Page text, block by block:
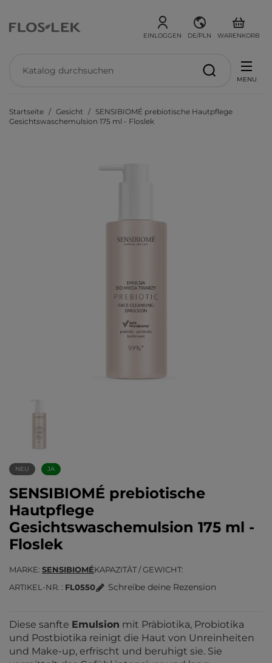
EINLOGGEN DE/PLN WARENKORB
MENU
Startseite Gesicht
SENSIBIOMÉ prebiotische Hautpflege
Gesichtswaschemulsion 175 ml - Floslek
NEU JA
SENSIBIOMÉ prebiotische
Hautpflege
Gesichtswaschemulsion 175 ml -
Floslek
MARKE SENSIBIOMÉKAPAZITÄT / GEWICHT
ARTIKEL-NR.
FL0550 Schreibe deine Rezension
Diese sanfte Emulsion mit Präbiotika, Probiotika
und Postbiotika reinigt die Haut von Unreinheiten
und Make-up, erfrischt und beruhigt sie. Sie